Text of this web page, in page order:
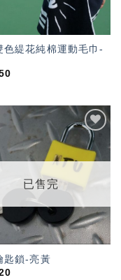
色緹花純棉運動毛巾-
加入
「願
望輕
已售完
匙鎖-亮黃